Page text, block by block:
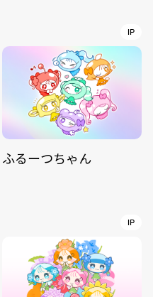
IP
ふるーつちゃん
IP